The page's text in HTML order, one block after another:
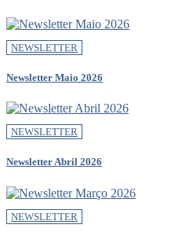
NEWSLETTER
Newsletter Maio 2026
NEWSLETTER
Newsletter Abril 2026
NEWSLETTER